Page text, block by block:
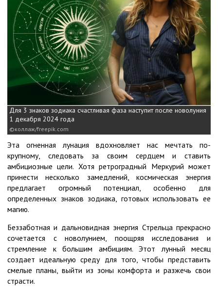
Для 3 знаков зодиака счастливая фаза наступит после новолуния
1 декабря 2024 года
коллаж/freepik.com
Эта огненная лунация вдохновляет нас мечтать по-
крупному, следовать за своим сердцем и ставить
амбициозные цели. Хотя ретроградный Меркурий может
принести несколько замедлений, космическая энергия
предлагает огромный потенциал, особенно для
определенных знаков зодиака, готовых использовать ее
магию.
Беззаботная и дальновидная энергия Стрельца прекрасно
сочетается с новолунием, поощряя исследования и
стремление к большим амбициям. Этот лунный месяц
создает идеальную среду для того, чтобы представить
смелые планы, выйти из зоны комфорта и разжечь свои
страсти.